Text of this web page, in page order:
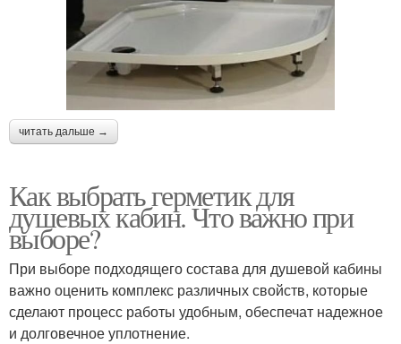
читать дальше →
Как выбрать герметик для
душевых кабин. Что важно при
выборе?
При выборе подходящего состава для душевой кабины
важно оценить комплекс различных свойств, которые
сделают процесс работы удобным, обеспечат надежное
и долговечное уплотнение.